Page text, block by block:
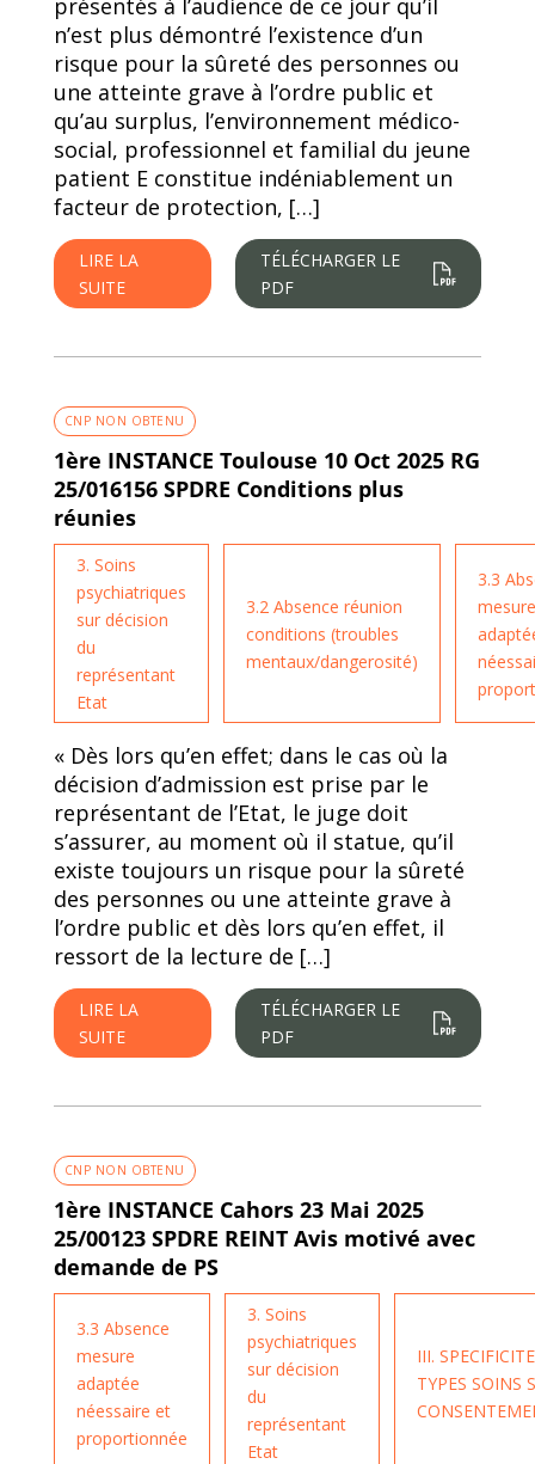
présentés à l’audience de ce jour qu’il
n’est plus démontré l’existence d’un
risque pour la sûreté des personnes ou
une atteinte grave à l’ordre public et
qu’au surplus, l’environnement médico-
social, professionnel et familial du jeune
patient E constitue indéniablement un
facteur de protection, […]
LIRE LA
SUITE
TÉLÉCHARGER LE
PDF
CNP NON OBTENU
1ère INSTANCE Toulouse 10 Oct 2025 RG
25/016156 SPDRE Conditions plus
réunies
3. Soins
psychiatriques
sur décision
du
représentant
Etat
3.2 Absence réunion
conditions (troubles
mentaux/dangerosité)
3.3
mesure
« Dès lors qu’en effet; dans le cas où la
décision d’admission est prise par le
représentant de l’Etat, le juge doit
s’assurer, au moment où il statue, qu’il
existe toujours un risque pour la sûreté
des personnes ou une atteinte grave à
l’ordre public et dès lors qu’en effet, il
ressort de la lecture de […]
LIRE LA
SUITE
TÉLÉCHARGER LE
PDF
CNP NON OBTENU
1ère INSTANCE Cahors 23 Mai 2025
25/00123 SPDRE REINT Avis motivé avec
demande de PS
3.3 Absence
mesure
adaptée
néessaire et
proportionnée
3. Soins
psychiatriques
sur décision
du
représentant
Etat
III.
TYPES SOINS